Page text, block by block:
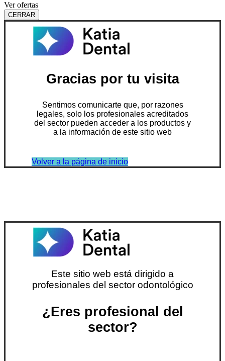
Ver ofertas
CERRAR
Gracias por tu visita
Sentimos comunicarte que, por razones
legales, solo los profesionales acreditados
del sector pueden acceder a los productos y
a la información de este sitio web
Volver a la página de inicio
Este sitio web está dirigido a
profesionales del sector odontológico
¿Eres profesional del
sector?